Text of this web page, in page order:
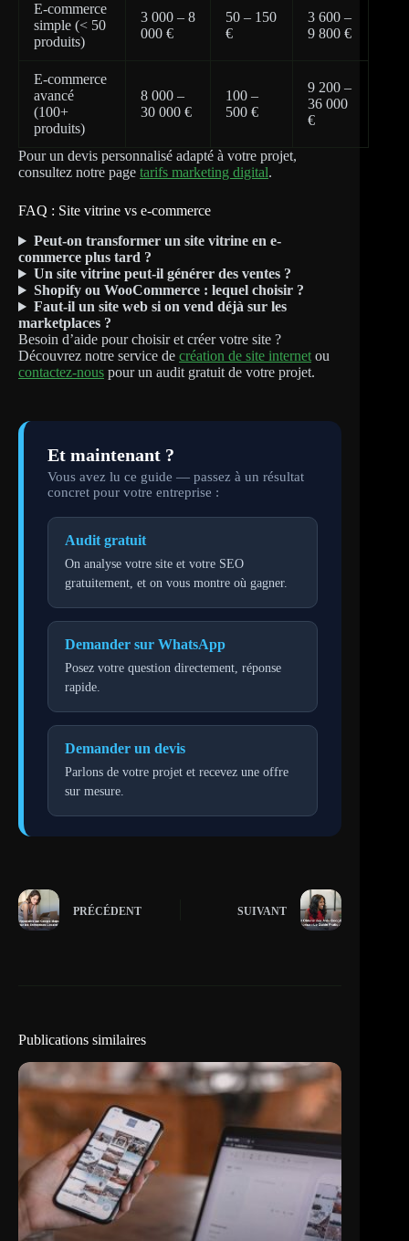
E-commerce
simple (< 50
produits)
3 000 – 8
000 €
50 – 150
€
3 600 –
9 800 €
E-commerce
avancé
(100+
produits)
8 000 –
30 000 €
100 –
500 €
9 200 –
36 000
€
Pour un devis personnalisé adapté à votre projet,
consultez notre page tarifs marketing digital.
FAQ : Site vitrine vs e-commerce
Peut-on transformer un site vitrine en e-
commerce plus tard ?
Un site vitrine peut-il générer des ventes ?
Shopify ou WooCommerce : lequel choisir ?
Faut-il un site web si on vend déjà sur les
marketplaces ?
Besoin d’aide pour choisir et créer votre site ?
Découvrez notre service de création de site internet ou
contactez-nous pour un audit gratuit de votre projet.
Et maintenant ?
Vous avez lu ce guide — passez à un résultat
concret pour votre entreprise :
Audit gratuit
On analyse votre site et votre SEO
gratuitement, et on vous montre où gagner.
Demander sur WhatsApp
Posez votre question directement, réponse
rapide.
Demander un devis
Parlons de votre projet et recevez une offre
sur mesure.
PRÉCÉDENT SUIVANT
Publications similaires